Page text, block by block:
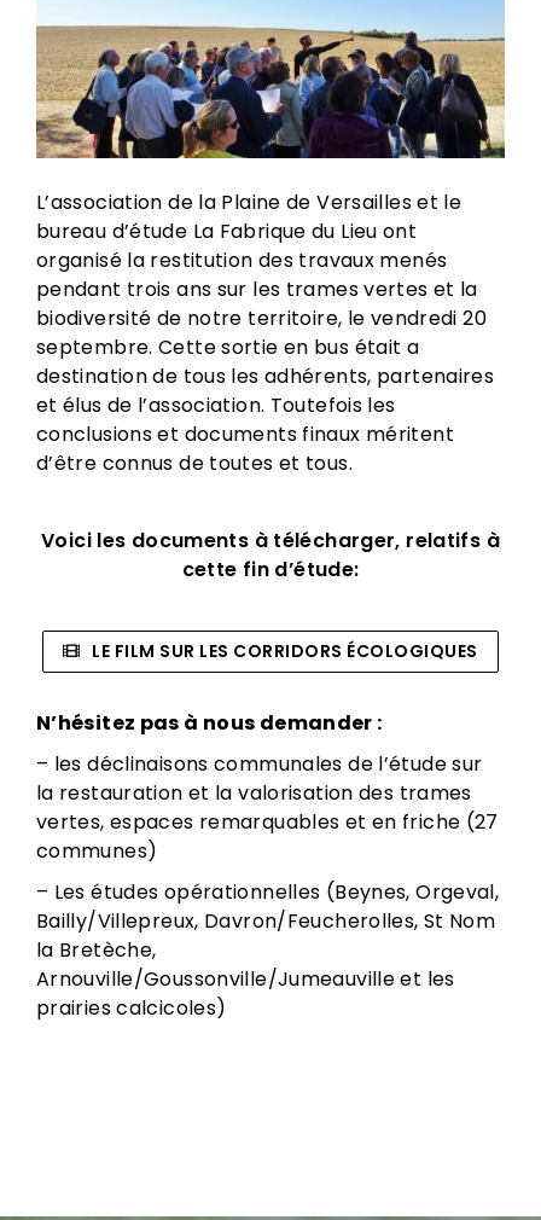
L’association de la Plaine de Versailles et le
bureau d’étude La Fabrique du Lieu ont
organisé la restitution des travaux menés
pendant trois ans sur les trames vertes et la
biodiversité de notre territoire, le vendredi 20
septembre. Cette sortie en bus était a
destination de tous les adhérents, partenaires
et élus de l’association. Toutefois les
conclusions et documents finaux méritent
d’être connus de toutes et tous.
Voici les documents à télécharger, relatifs à
cette fin d’étude:
LE FILM SUR LES CORRIDORS ÉCOLOGIQUES
N’hésitez pas à nous demander :
– les déclinaisons communales de l’étude sur
la restauration et la valorisation des trames
vertes, espaces remarquables et en friche (27
communes)
– Les études opérationnelles (Beynes, Orgeval,
Bailly/Villepreux, Davron/Feucherolles, St Nom
la Bretèche,
Arnouville/Goussonville/Jumeauville et les
prairies calcicoles)